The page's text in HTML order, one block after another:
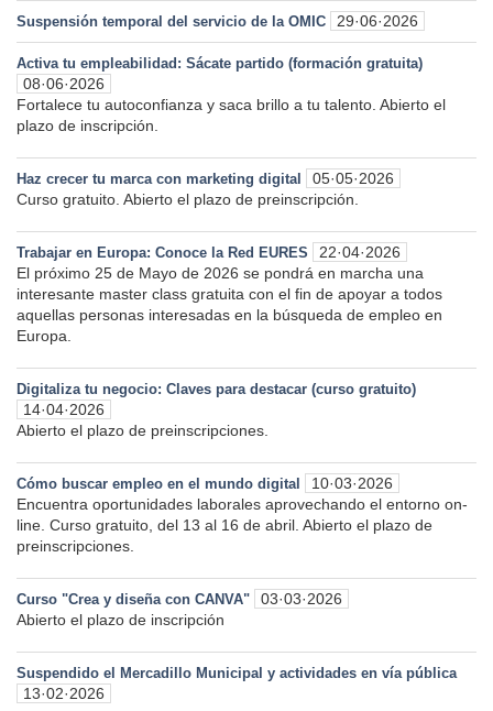
Suspensión temporal del servicio de la OMIC 29·06·2026
Activa tu empleabilidad: Sácate partido (formación gratuita)
08·06·2026
Fortalece tu autoconfianza y saca brillo a tu talento. Abierto el
plazo de inscripción.
Haz crecer tu marca con marketing digital
05·05·2026
Curso gratuito. Abierto el plazo de preinscripción.
Trabajar en Europa: Conoce la Red EURES
22·04·2026
El próximo 25 de Mayo de 2026 se pondrá en marcha una
interesante master class gratuita con el fin de apoyar a todos
aquellas personas interesadas en la búsqueda de empleo en
Europa.
Digitaliza tu negocio: Claves para destacar (curso gratuito)
14·04·2026
Abierto el plazo de preinscripciones.
Cómo buscar empleo en el mundo digital
10·03·2026
Encuentra oportunidades laborales aprovechando el entorno on-
line. Curso gratuito, del 13 al 16 de abril. Abierto el plazo de
preinscripciones.
Curso "Crea y diseña con CANVA"
03·03·2026
Abierto el plazo de inscripción
Suspendido el Mercadillo Municipal y actividades en vía pública
13·02·2026